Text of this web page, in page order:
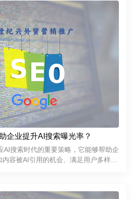
企业提升AI搜索曝光率？
AI搜索时代的重要策略，它能够帮助企
容被AI引用的机会、满足用户多样化